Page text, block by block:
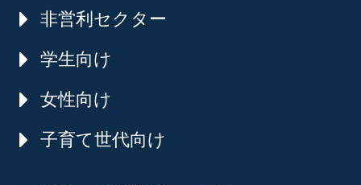
非営利セクター
学生向け
女性向け
子育て世代向け